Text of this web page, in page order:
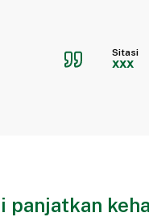
Sitasi
xxx
panjatkan